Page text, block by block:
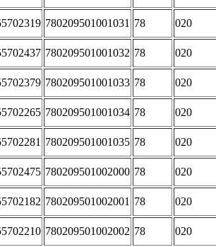
780209501001031 78 020
780209501001032 78 020
780209501001033 78 020
780209501001034 78 020
780209501001035 78 020
780209501002000 78 020
780209501002001 78 020
780209501002002 78 020